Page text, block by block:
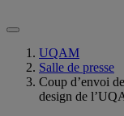
UQAM
Salle de presse
Coup d’envoi
design de